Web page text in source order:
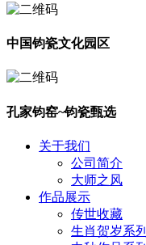
中国钧瓷文化园区
孔家钧窑~钧瓷甄选
关于我们
公司简介
大师之风
作品展示
传世收藏
生肖贺岁系列